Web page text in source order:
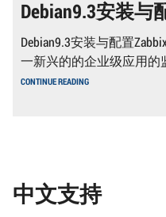
Debian9.3安装与
Debian9.3安装与配置
一新兴的的企业级应用的
CONTINUE READING
安
中文支持